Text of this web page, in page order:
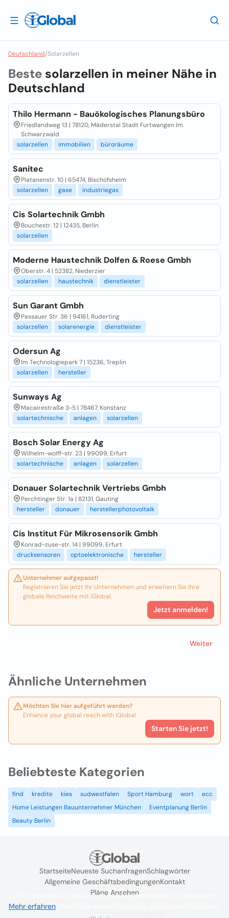
Deutschland/Solarzellen
Ähnliche Unternehmen
Möchten Sie hier aufgeführt werden?
Enhance your global reach with iGlobal.
Starten Sie jetzt!
Beste solarzellen in meiner Nähe in
Deutschland
Thilo Hermann - Bauökologisches Planungsbüro
Friedlandweg 13 | 78120, Mäderstal Stadt Furtwangen Im
Schwarzwald
solarzellen
immobilien büroräume
Sanitec
Platanenstr. 10 | 65474, Bischofsheim
solarzellen
gase industriegas
Cis Solartechnik Gmbh
Bouchestr. 12 | 12435, Berlin
solarzellen
Moderne Haustechnik Dolfen & Roese Gmbh
Oberstr. 4 | 52382, Niederzier
solarzellen
haustechnik dienstleister
Sun Garant Gmbh
Passauer Str. 36 | 94161, Ruderting
solarzellen
solarenergie dienstleister
Odersun Ag
Im Technologiepark 7 | 15236, Treplin
solarzellen
hersteller
Sunways Ag
Macairestraße 3-5 | 78467, Konstanz
solartechnische
anlagen solarzellen
Bosch Solar Energy Ag
Wilhelm-wolff-str. 23 | 99099, Erfurt
solartechnische
anlagen solarzellen
Donauer Solartechnik Vertriebs Gmbh
Perchtinger Str. 1a | 82131, Gauting
hersteller
donauer herstellerphotovoltaik
Cis Institut Für Mikrosensorik Gmbh
Konrad-zuse-str. 14 | 99099, Erfurt
drucksensoren
optoelektronische hersteller
Unternehmer aufgepasst!
Registrieren Sie jetzt Ihr Unternehmen und erweitern Sie Ihre
globale Reichweite mit iGlobal.
Jetzt anmelden!
Weiter
Beliebteste Kategorien
find kredite kies sudwestfalen Sport Hamburg wort
ecc
Home Leistungen Bauunternehmer München
Eventplanung Berlin
Beauty Berlin
StartseiteNeueste SuchanfragenSchlagwörter
Allgemeine GeschäftsbedingungenKontakt
Pläne Ansehen
Wir verwenden Cookies, um das Nutzererlebnis zu verbessern
Mehr erfahren